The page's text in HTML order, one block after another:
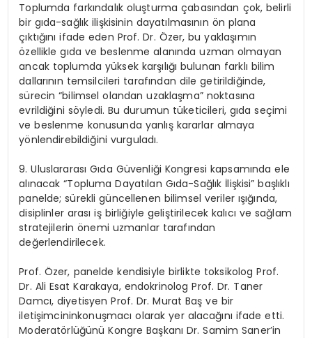
Toplumda farkındalık oluşturma çabasından çok, belirli
bir gıda-sağlık ilişkisinin dayatılmasının ön plana
çıktığını ifade eden Prof. Dr. Özer, bu yaklaşımın
özellikle gıda ve beslenme alanında uzman olmayan
ancak toplumda yüksek karşılığı bulunan farklı bilim
dallarının temsilcileri tarafından dile getirildiğinde,
sürecin “bilimsel olandan uzaklaşma” noktasına
evrildiğini söyledi. Bu durumun tüketicileri, gıda seçimi
ve beslenme konusunda yanlış kararlar almaya
yönlendirebildiğini vurguladı.
9. Uluslararası Gıda Güvenliği Kongresi kapsamında ele
alınacak “Topluma Dayatılan Gıda-Sağlık İlişkisi” başlıklı
panelde; sürekli güncellenen bilimsel veriler ışığında,
disiplinler arası iş birliğiyle geliştirilecek kalıcı ve sağlam
stratejilerin önemi uzmanlar tarafından
değerlendirilecek.
Prof. Özer, paneldekendisiyle birlikte toksikolog Prof.
Dr. Ali Esat Karakaya, endokrinologProf. Dr. Taner
Damcı,diyetisyen Prof. Dr. MuratBaş ve bir
iletişimcininkonuşmacı olarak yer alacağını ifade etti.
Moderatörlüğünü Kongre Başkanı Dr. Samim Saner’in